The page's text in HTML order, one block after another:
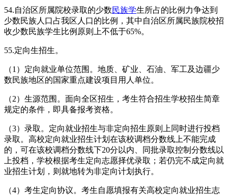
54.自治区所属院校录取的少数民族学生所占的比例力争达到
少数民族人口占我区人口的比例，其中自治区所属民族院校招
收少数民族学生比例原则上不低于65%。
55.定向生招生。
（1）定向就业单位范围。地质、矿业、石油、军工及边疆少
数民族地区的国家重点建设项目用人单位。
（2）生源范围。面向全区招生，考生符合招生学校招生简章
规定的条件，即具备报考资格。
（3）录取。定向就业招生与非定向招生原则上同时进行投档
录取。高校定向就业招生计划在该校调档分数线上不能完成
的，可在该校调档分数线下20分以内、同批录取控制分数线以
上投档，学校根据考生定向志愿择优录取；若仍完不成定向就
业招生计划，则就地转为非定向计划执行。
（4）考生定向协议。考生自愿填报有关高校定向就业招生志